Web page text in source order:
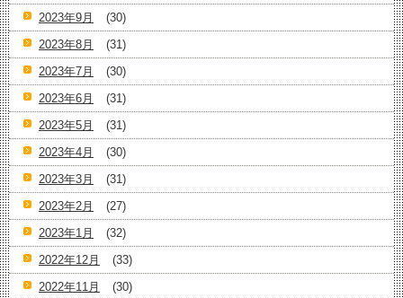
2023年9月
(30)
2023年8月
(31)
2023年7月
(30)
2023年6月
(31)
2023年5月
(31)
2023年4月
(30)
2023年3月
(31)
2023年2月
(27)
2023年1月
(32)
2022年12月
(33)
2022年11月
(30)